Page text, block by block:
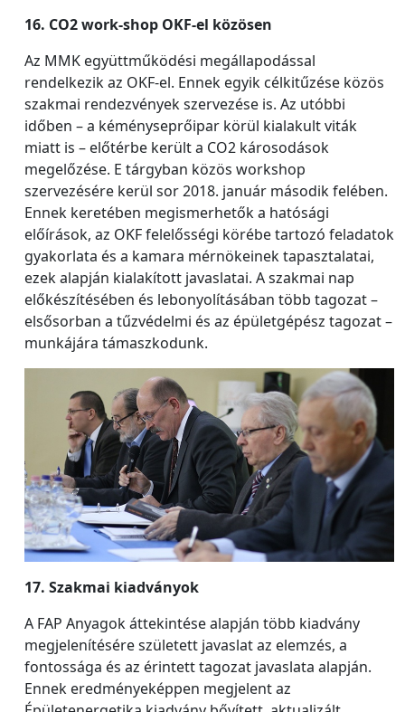
16. CO2 work-shop OKF-el közösen
Az MMK együttműködési megállapodással
rendelkezik az OKF-el. Ennek egyik célkitűzése közös
szakmai rendezvények szervezése is. Az utóbbi
időben – a kéményseprőipar körül kialakult viták
miatt is – előtérbe került a CO2 károsodások
megelőzése. E tárgyban közös workshop
szervezésére kerül sor 2018. január második felében.
Ennek keretében megismerhetők a hatósági
előírások, az OKF felelősségi körébe tartozó feladatok
gyakorlata és a kamara mérnökeinek tapasztalatai,
ezek alapján kialakított javaslatai. A szakmai nap
előkészítésében és lebonyolításában több tagozat –
elsősorban a tűzvédelmi és az épületgépész tagozat –
munkájára támaszkodunk.
17. Szakmai kiadványok
A FAP Anyagok áttekintése alapján több kiadvány
megjelenítésére született javaslat az elemzés, a
fontossága és az érintett tagozat javaslata alapján.
Ennek eredményeképpen megjelent az